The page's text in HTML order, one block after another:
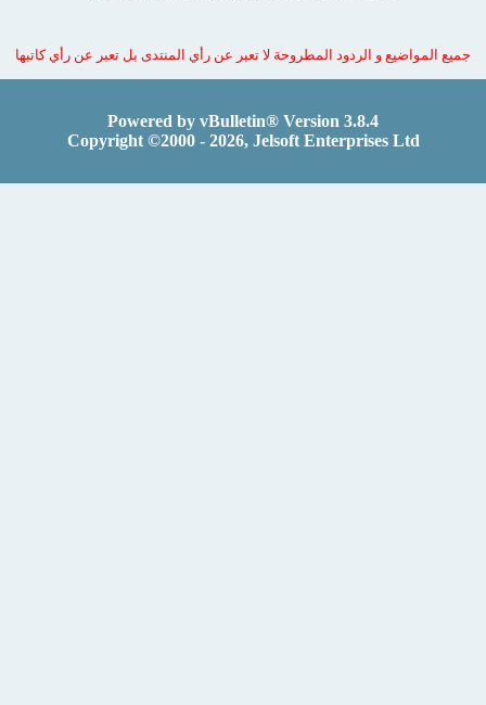
المواضيع و الردود المطروحة لا تعبر عن رأي المنتدى بل تعبر عن رأي كاتبها
Powered by vBulletin® Version 3.8.4
Copyright ©2000 - 2026, Jelsoft Enterprises Ltd